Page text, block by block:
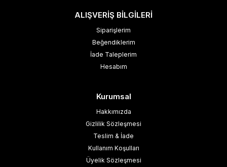
ALIŞVERİŞ BİLGİLERİ
Siparişlerim
Beğendiklerim
İade Taleplerim
Hesabım
Kurumsal
Hakkımızda
Gizlilik Sözleşmesi
Teslim & İade
Kullanım Koşulları
Üyelik Sözleşmesi